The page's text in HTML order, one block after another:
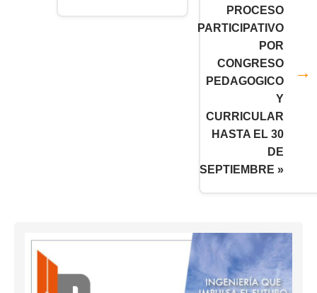
PROCESO
PARTICIPATIVO
POR
CONGRESO
PEDAGOGICO
Y
CURRICULAR
HASTA EL 30
DE
SEPTIEMBRE »